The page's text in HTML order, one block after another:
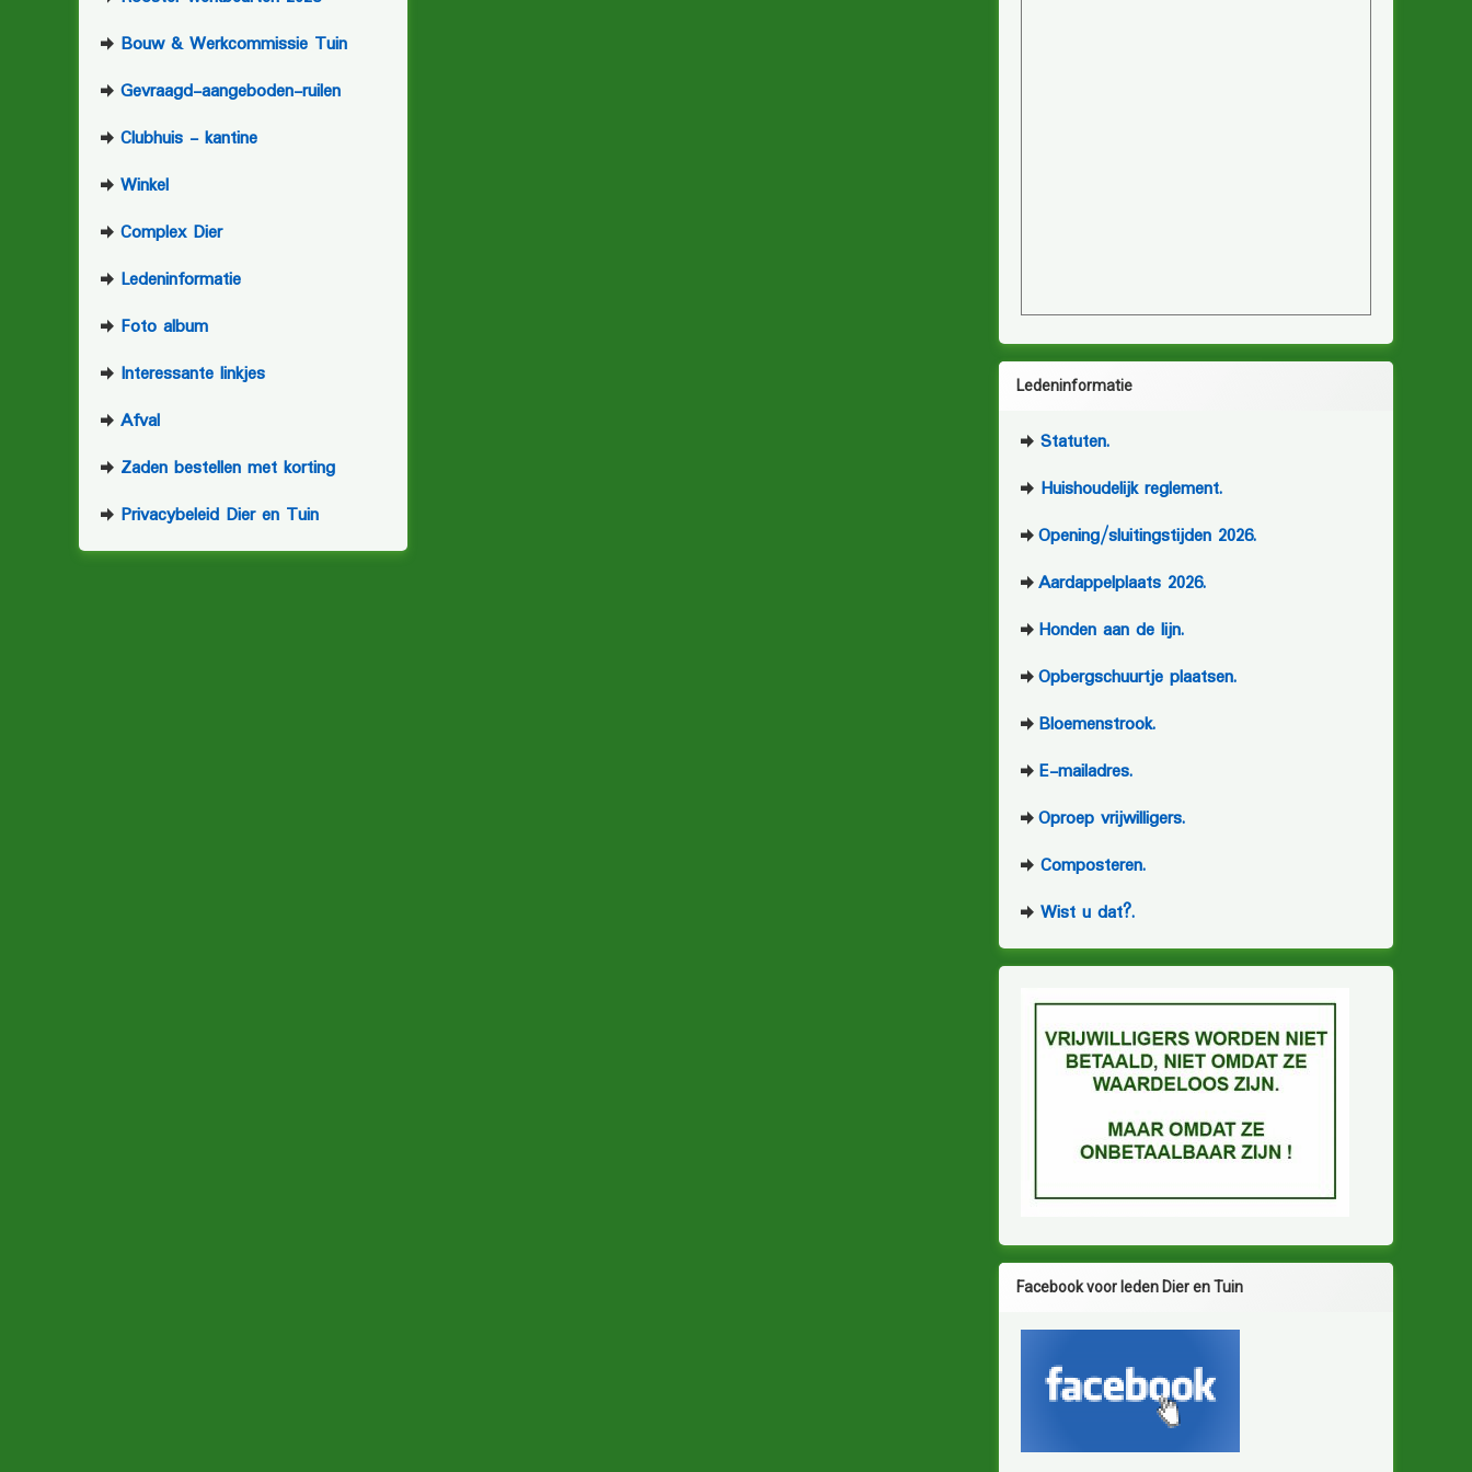
Bouw & Werkcommissie Tuin
Gevraagd-aangeboden-ruilen
Clubhuis - kantine
Winkel
Complex Dier
Ledeninformatie
Foto album
Interessante linkjes
Afval
Zaden bestellen met korting
Privacybeleid Dier en Tuin
Ledeninformatie
Statuten.
Huishoudelijk reglement.
Opening/sluitingstijden 2026.
Aardappelplaats 2026.
Honden aan de lijn.
Opbergschuurtje plaatsen.
Bloemenstrook.
E-mailadres.
Oproep vrijwilligers.
Composteren.
Wist u dat?.
Facebook voor leden Dier en Tuin